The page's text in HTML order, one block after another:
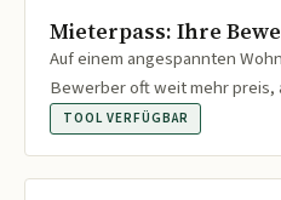
Mieterpass: Ihre
Auf einem angespannten
Bewerber oft weit mehr preis,
TOOL VERFÜGBAR